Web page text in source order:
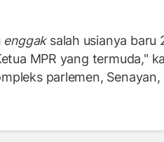
enggaksalah usianya baru
MPR yang termuda,"
parlemen,